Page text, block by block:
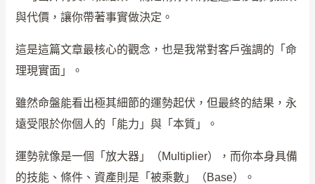
與代價，讓你帶著事實做決定。
這是這篇文章最核心的觀念，也是我常對客戶強調的「命
理現實面」。
雖然命盤能看出極其細節的運勢起伏，但最終的結果，永
遠受限於你個人的「能力」與「本質」。
運勢就像是一個「放大器」（Multiplier），而你本身具備
的技能、條件、資產則是「被乘數」（Base）。